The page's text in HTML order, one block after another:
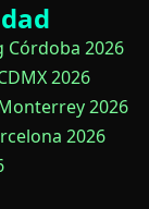
Córdoba 2026
2026
2026
2026